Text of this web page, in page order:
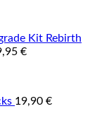
Rebirth
€
19,90 €